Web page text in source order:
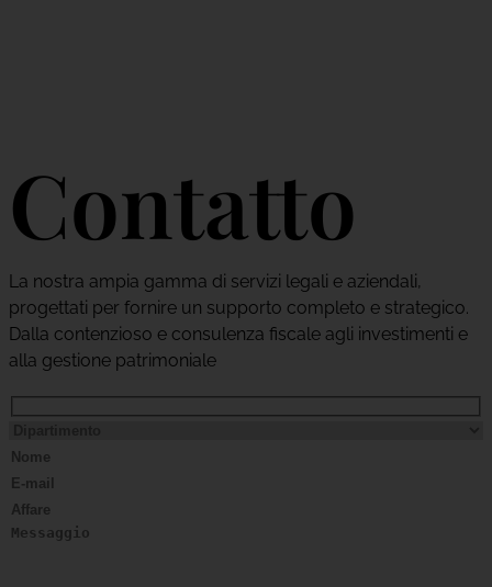
Contatto
La nostra ampia gamma di servizi legali e aziendali,
progettati per fornire un supporto completo e strategico.
Dalla contenzioso e consulenza fiscale agli investimenti e
alla gestione patrimoniale